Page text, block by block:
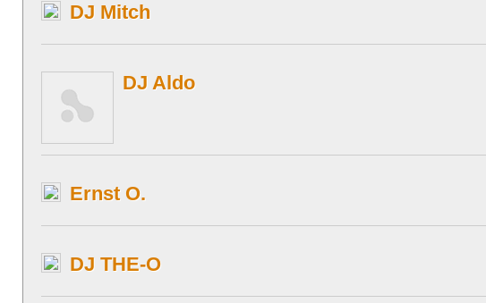
DJ Mitch
DJ Aldo
Ernst O.
DJ THE-O